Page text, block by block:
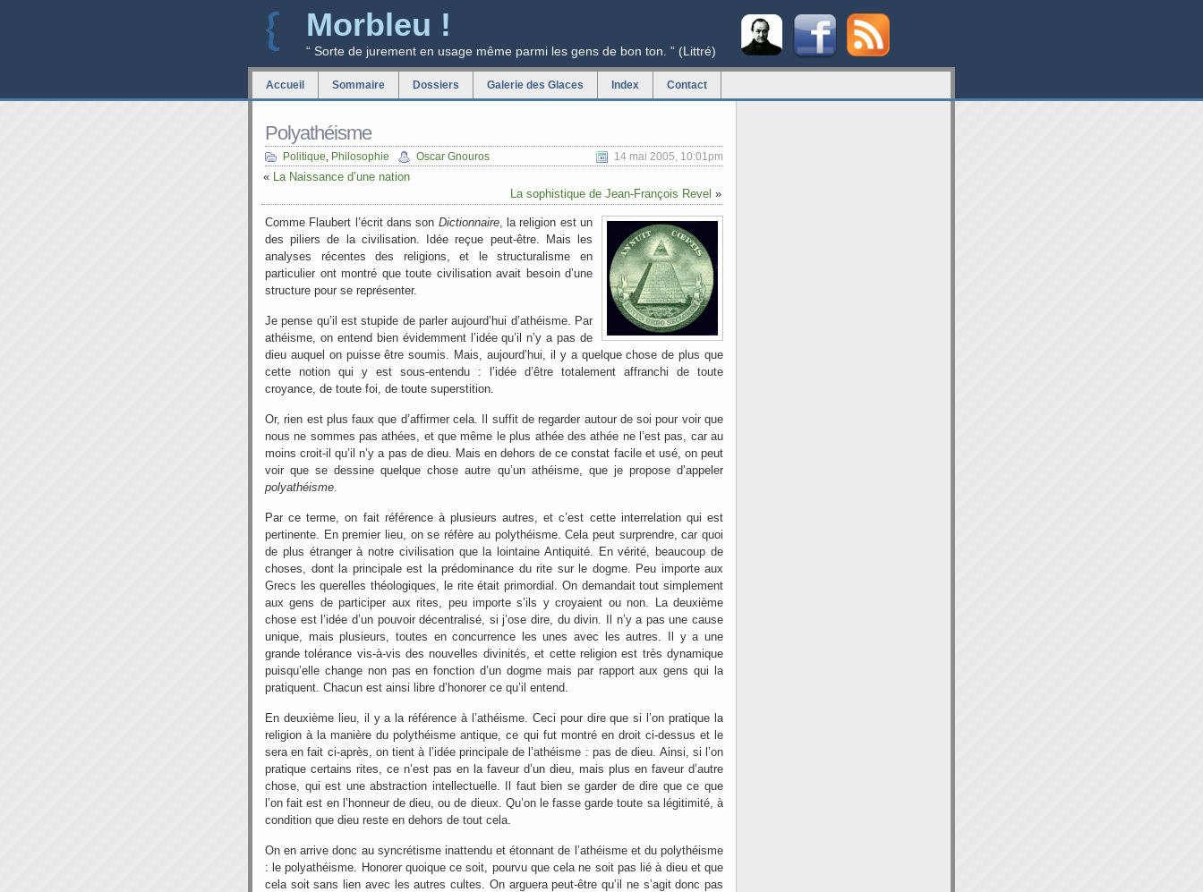
Morbleu !
“ Sorte de jurement en usage même parmi les gens de bon ton. ” (Littré)
Accueil Sommaire Dossiers Galerie des Glaces Index Contact
Polyathéisme
Politique, Philosophie Oscar Gnouros 14 mai 2005, 10:01pm
« La Naissance d’une nation
La sophistique de Jean-François Revel »
Comme Flaubert l’écrit dans son Dictionnaire, la religion est un
des piliers de la civilisation. Idée reçue peut-être. Mais les
analyses récentes des religions, et le structuralisme en
particulier ont montré que toute civilisation avait besoin d’une
structure pour se représenter.
Je pense qu’il est stupide de parler aujourd’hui d’athéisme. Par
athéisme, on entend bien évidemment l’idée qu’il n’y a pas de
dieu auquel on puisse être soumis. Mais, aujourd’hui, il y a quelque chose de plus que
cette notion qui y est sous-entendu : l’idée d’être totalement affranchi de toute
croyance, de toute foi, de toute superstition.
Or, rien est plus faux que d’affirmer cela. Il suffit de regarder autour de soi pour voir que
nous ne sommes pas athées, et que même le plus athée des athée ne l’est pas, car au
moins croit-il qu’il n’y a pas de dieu. Mais en dehors de ce constat facile et usé, on peut
voir que se dessine quelque chose autre qu’un athéisme, que je propose d’appeler
polyathéisme.
Par ce terme, on fait référence à plusieurs autres, et c’est cette interrelation qui est
pertinente. En premier lieu, on se réfère au polythéisme. Cela peut surprendre, car quoi
de plus étranger à notre civilisation que la lointaine Antiquité. En vérité, beaucoup de
choses, dont la principale est la prédominance du rite sur le dogme. Peu importe aux
Grecs les querelles théologiques, le rite était primordial. On demandait tout simplement
aux gens de participer aux rites, peu importe s’ils y croyaient ou non. La deuxième
chose est l’idée d’un pouvoir décentralisé, si j’ose dire, du divin. Il n’y a pas une cause
unique, mais plusieurs, toutes en concurrence les unes avec les autres. Il y a une
grande tolérance vis-à-vis des nouvelles divinités, et cette religion est très dynamique
puisqu’elle change non pas en fonction d’un dogme mais par rapport aux gens qui la
pratiquent. Chacun est ainsi libre d’honorer ce qu’il entend.
En deuxième lieu, il y a la référence à l’athéisme. Ceci pour dire que si l’on pratique la
religion à la manière du polythéisme antique, ce qui fut montré en droit ci-dessus et le
sera en fait ci-après, on tient à l’idée principale de l’athéisme : pas de dieu. Ainsi, si l’on
pratique certains rites, ce n’est pas en la faveur d’un dieu, mais plus en faveur d’autre
chose, qui est une abstraction intellectuelle. Il faut bien se garder de dire que ce que
l’on fait est en l’honneur de dieu, ou de dieux. Qu’on le fasse garde toute sa légitimité, à
condition que dieu reste en dehors de tout cela.
On en arrive donc au syncrétisme inattendu et étonnant de l’athéisme et du polythéisme
: le polyathéisme. Honorer quoique ce soit, pourvu que cela ne soit pas lié à dieu et que
cela soit sans lien avec les autres cultes. On arguera peut-être qu’il ne s’agit donc pas